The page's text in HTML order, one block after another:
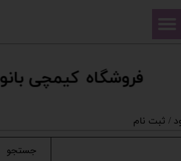
فروشگاه کیمچی بانو
جستجو
/ ثبت نام
سفارشات